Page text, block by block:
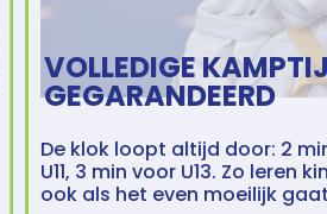
2 min voor U9, 2.30 min voor
leren kinderen echt kampen,
gaat.